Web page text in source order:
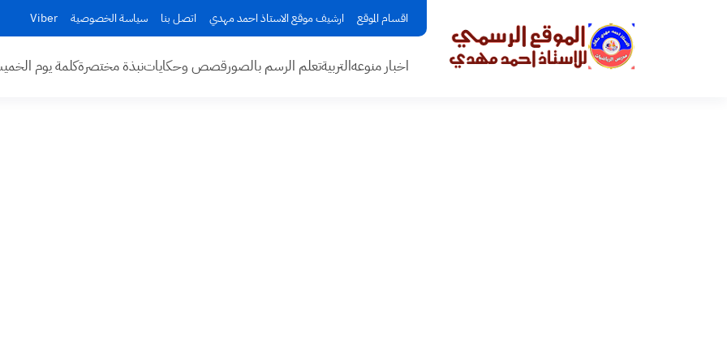
اقسام الموقع ارشيف موقع الاستاذ احمد مهدي اتصل بنا سياسة الخصوصية Viber
اخبار منوعهالتربيةتعلم الرسم بالصورقصص وحكاياتنبذة مختصرةكلمة يوم